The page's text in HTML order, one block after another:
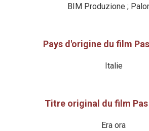
BIM Produzione ;
Pays d'origine du film
Italie
Titre original du film
Era ora